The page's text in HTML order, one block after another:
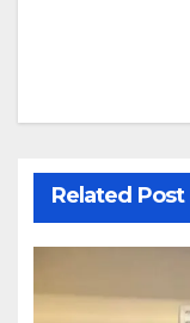
Related Post